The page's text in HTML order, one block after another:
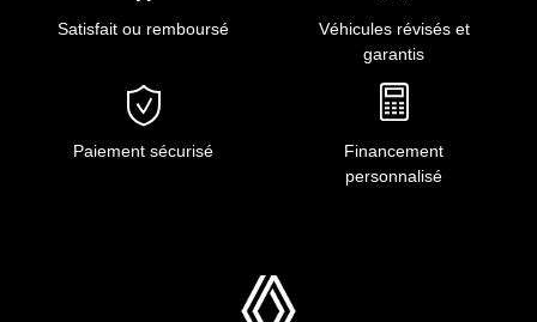
Satisfait ou remboursé
Véhicules révisés et
garantis
Paiement sécurisé
Financement
personnalisé